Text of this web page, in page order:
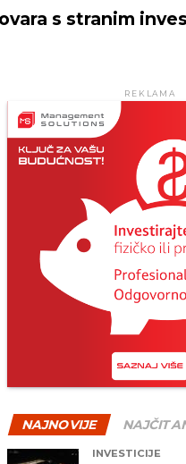
s stranim
REKLAMA
NAJNOVIJE
INVESTICIJE